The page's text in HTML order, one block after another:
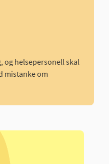
og helsepersonell skal
mistanke om